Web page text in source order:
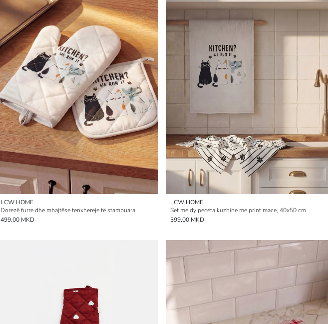
LCW HOME
Dorezë furre dhe mbajtëse tenxhereje të stampuara
499,00 MKD
LCW HOME
Set me dy peceta kuzhine me print mace, 40x50 cm
399,00 MKD